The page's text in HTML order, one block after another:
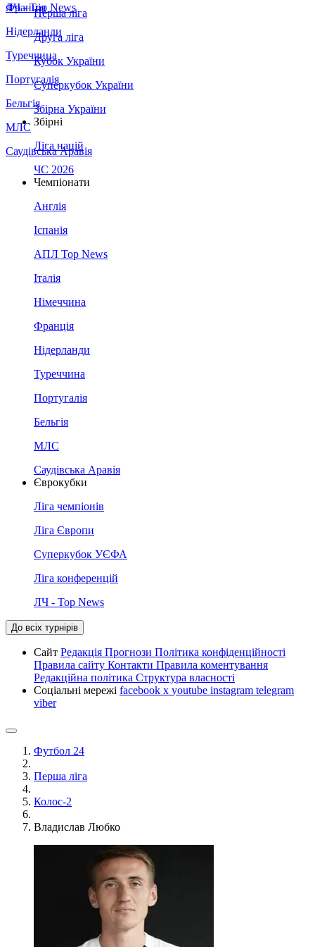
Франція
Нідерланди
Туреччина
Португалія
Бельгія
МЛС
Саудівська Аравія
ЛЧ - Top News
Перша ліга
Друга ліга
Кубок України
Суперкубок України
Збірна України
Збірні
Ліга націй
ЧС 2026
Чемпіонати
Англія
Іспанія
АПЛ Top News
Італія
Німеччина
Франція
Нідерланди
Туреччина
Португалія
Бельгія
МЛС
Саудівська Аравія
Єврокубки
Ліга чемпіонів
Ліга Європи
Суперкубок УЄФА
Ліга конференцій
ЛЧ - Top News
До всіх турнірів
Сайт Редакція Прогнози Політика конфіденційності
Правила сайту Контакти Правила коментування
Редакційна політика Структура власності
Соціальні мережі facebook x youtube instagram telegram
viber
Футбол 24
Перша ліга
Колос-2
Владислав Любко